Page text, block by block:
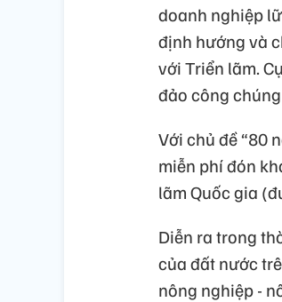
doanh nghiệp
định hướng và
với Triển lãm.
đảo công
Với chủ đề “80
miễn phí đón
lãm Quốc gia
Diễn ra trong
của đất nước
nông nghiệp -